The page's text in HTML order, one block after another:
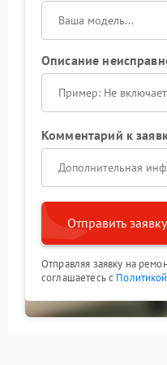
Описание
Комментарий к
Отправить заявку
Отправляя заявку на
соглашаетесь с